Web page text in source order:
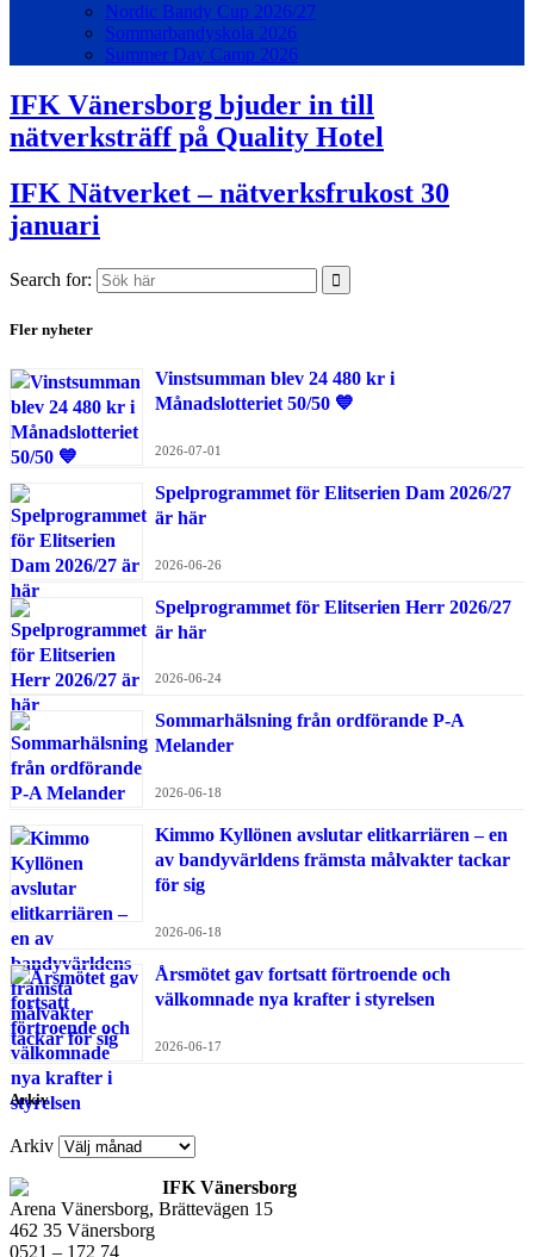
Nordic Bandy Cup 2026/27
Sommarbandyskola 2026
Summer Day Camp 2026
IFK Vänersborg bjuder in till
nätverksträff på Quality Hotel
IFK Nätverket – nätverksfrukost 30
januari
Search for:
Fler nyheter
Vinstsumman blev 24 480 kr i
Månadslotteriet 50/50 💙
2026-07-01
Spelprogrammet för Elitserien Dam 2026/27
är här
2026-06-26
Spelprogrammet för Elitserien Herr 2026/27
är här
2026-06-24
Sommarhälsning från ordförande P-A
Melander
2026-06-18
Kimmo Kyllönen avslutar elitkarriären – en
av bandyvärldens främsta målvakter tackar
för sig
2026-06-18
Årsmötet gav fortsatt förtroende och
välkomnade nya krafter i styrelsen
2026-06-17
Arkiv
Arkiv
IFK Vänersborg
Arena Vänersborg, Brättevägen 15
462 35 Vänersborg
0521 – 172 74